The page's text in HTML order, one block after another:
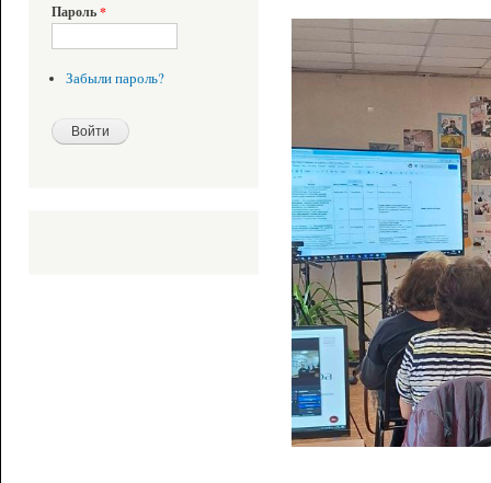
Пароль*
Забыли пароль?